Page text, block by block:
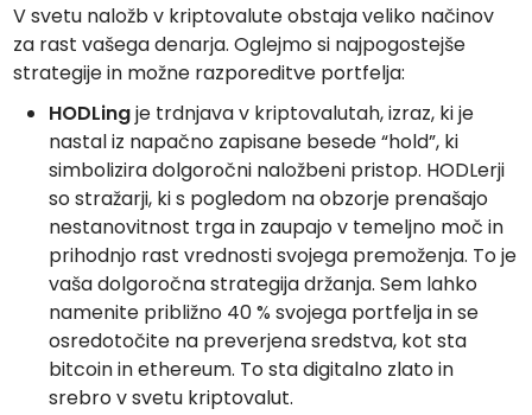
V svetu naložb v kriptovalute obstaja veliko načinov
za rast vašega denarja. Oglejmo si najpogostejše
strategije in možne razporeditve portfelja:
HODLingje trdnjava v kriptovalutah, izraz, ki je
nastal iz napačno zapisane besede “hold”, ki
simbolizira dolgoročni naložbeni pristop. HODLerji
so stražarji, ki s pogledom na obzorje prenašajo
nestanovitnost trga in zaupajo v temeljno moč in
prihodnjo rast vrednosti svojega premoženja. To je
vaša dolgoročna strategija držanja. Sem lahko
namenite približno 40 % svojega portfelja in se
osredotočite na preverjena sredstva, kot sta
bitcoin in ethereum. To sta digitalno zlato in
srebro v svetu kriptovalut.